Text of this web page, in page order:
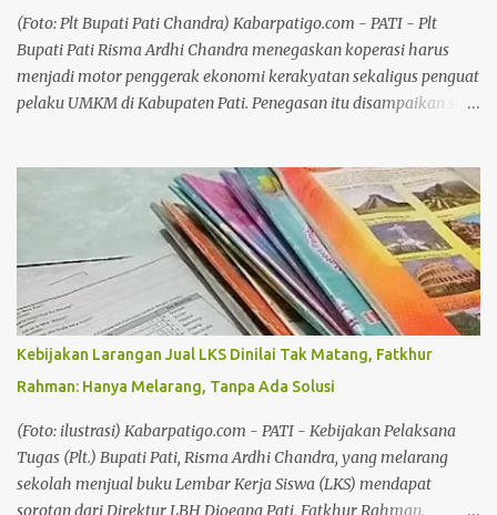
Kendal, Demak, Ungaran (Kabupaten Semarang), Kota Semarang,
Purwodadi (Kedungsepur); Solo Raya; Banyumas R...
(Foto: Plt Bupati Pati Chandra) Kabarpatigo.com - PATI - Plt
Bupati Pati Risma Ardhi Chandra menegaskan koperasi harus
menjadi motor penggerak ekonomi kerakyatan sekaligus penguat
pelaku UMKM di Kabupaten Pati. Penegasan itu disampaikan saat
Prabowo Subianto yang menempatkan ketahanan pangan dan
penguatan koperasi sebagai prioritas nasional. Chandra
mengatakan penguatan koperasi menjadi langkah strategis untuk
memperkuat ekonomi masyarakat dari tingkat bawah. Baca juga:
Hari Jadi ke 703 Kabupaten Pati Akan Dimeriahkan Pawai Artis
Baca juga: Pekan Kreasi Pati 2026, Pemkab: Bukan Lapak Liar, Ini
Agenda Resmi Daerah Menurutnya, negara-negara maju mampu
membangun perekonomian yang kokoh karena memiliki
gerakan koperasi yang kuat dan berkelanjutan. "Dengan kegiatan
berkoperasi, ekonomi kerakyatan bisa tumbuh, ekonomi
masyarakat juga bisa berkembang,...
Kebijakan Larangan Jual LKS Dinilai Tak Matang, Fatkhur
Rahman: Hanya Melarang, Tanpa Ada Solusi
(Foto: ilustrasi) Kabarpatigo.com - PATI - Kebijakan Pelaksana
Tugas (Plt.) Bupati Pati, Risma Ardhi Chandra, yang melarang
sekolah menjual buku Lembar Kerja Siswa (LKS) mendapat
sorotan dari Direktur LBH Djoeang Pati, Fatkhur Rahman.